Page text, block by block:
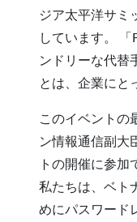
ジア太平洋サミ
しています。
ンドリーな代替
とは、企業にと
このイベントの
ン情報通信副大
トの開催に参加
私たちは、ベト
めにパスワード